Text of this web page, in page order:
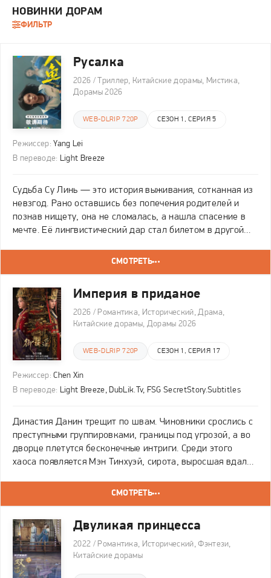
НОВИНКИ ДОРАМ
ФИЛЬТР
Русалка
2026 / Триллер, Китайские дорамы, Мистика,
Дорамы 2026
WEB-DLRIP 720P СЕЗОН 1, СЕРИЯ 5
Режиссер: Yang Lei
В переводе: Light Breeze
Судьба Су Линь — это история выживания, сотканная из
невзгод. Рано оставшись без попечения родителей и
познав нищету, она не сломалась, а нашла спасение в
мечте. Её лингвистический дар стал билетом в другой
школьной постановке «Русалочки». Однако этот
СМОТРЕТЬ
Империя в приданое
2026 / Романтика, Исторический, Драма,
Китайские дорамы, Дорамы 2026
WEB-DLRIP 720P СЕЗОН 1, СЕРИЯ 17
Режиссер: Chen Xin
В переводе: Light Breeze, DubLik.Tv, FSG SecretStory.Subtitles
Династия Данин трещит по швам. Чиновники срослись с
преступными группировками, границы под угрозой, а во
дворце плетутся бесконечные интриги. Среди этого
хаоса появляется Мэн Тинхуэй, сирота, выросшая вдали
красном. Девушка с острым умом и железной
СМОТРЕТЬ
Двуликая принцесса
2022 / Романтика, Исторический, Фэнтези,
Китайские дорамы